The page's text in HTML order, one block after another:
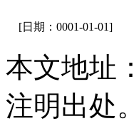
[日期：0001-01-01]
本文地址：
注明出处。